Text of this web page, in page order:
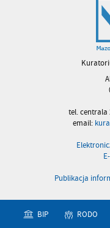
tel. centrala
email:
Publikacja
BIP RODO